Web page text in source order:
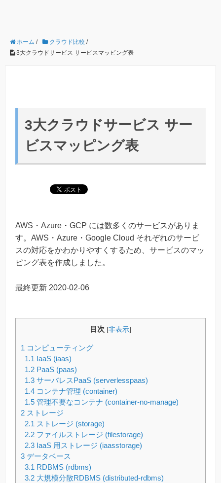
ホーム / クラウド比較 /
3大クラウドサービス サービスマッピング表
3大クラウドサービス サー
ビスマッピング表
AWS・Azure・GCP には数多くのサービスがありま
す。AWS・Azure・Google Cloud それぞれのサービ
スの対応をかわかりやすくするため、サービスのマッ
ピング表を作成しました。
最終更新 2020-02-06
目次 [非表示]
1 コンピューティング
1.1 IaaS (iaas)
1.2 PaaS (paas)
1.3 サーバレスPaaS (serverlesspaas)
1.4 コンテナ管理 (container)
1.5 管理不要なコンテナ (container-no-manage)
2 ストレージ
2.1 ストレージ (storage)
2.2 ファイルストレージ (filestorage)
2.3 IaaS 用ストレージ (iaasstorage)
3 データベース
3.1 RDBMS (rdbms)
3.2 大規模分散RDBMS (distributed-rdbms)